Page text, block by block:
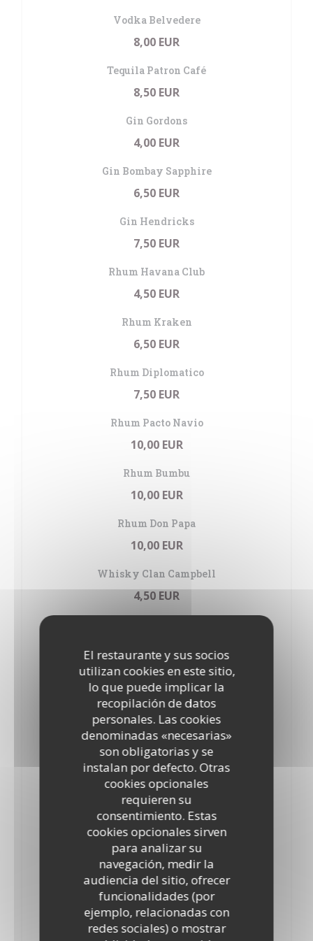
El restaurante y sus socios
utilizan cookies en este sitio,
lo que puede implicar la
recopilación de datos
personales. Las cookies
denominadas «necesarias»
son obligatorias y se
instalan por defecto. Otras
cookies opcionales
requieren su
consentimiento. Estas
cookies opcionales sirven
para analizar su
navegación, medir la
audiencia del sitio, ofrecer
funcionalidades (por
ejemplo, relacionadas con
redes sociales) o mostrar
Vodka Belvedere
8,00 EUR
Tequila Patron Café
8,50 EUR
Gin Gordons
4,00 EUR
Gin Bombay Sapphire
6,50 EUR
Gin Hendricks
7,50 EUR
Rhum Havana Club
4,50 EUR
Rhum Kraken
6,50 EUR
Rhum Diplomatico
7,50 EUR
Rhum Pacto Navio
10,00 EUR
Rhum Bumbu
10,00 EUR
Rhum Don Papa
10,00 EUR
Whisky Clan Campbell
4,50 EUR
Whisky Lagavulin
12,00 EUR
Whisky Nikka
10,00 EUR
Bourbon Jim Beam
5,50 EUR
Whiskey Jack Daniel’s
8,00 EUR
Bourbon Marker’s Mark
9,00 EUR
Whisky Sexton